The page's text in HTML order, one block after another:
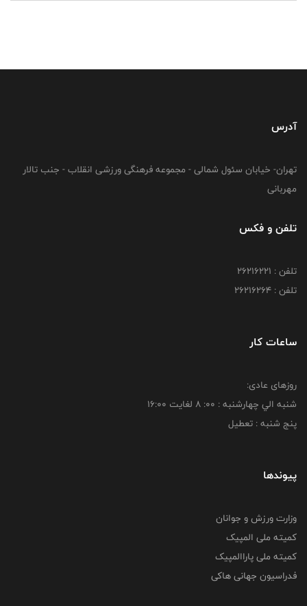
آدرس
تهران- خیابان سئول شمالی - مجموعه فرهنگی ورزشی انقلاب - جنب تالار
مهربانی
تلفن و فکس
تلفن : 26216221
تلفن : 26216264
ساعات کار
روزهای عادی:
شنبه الي چهارشنبه : 00: 8 لغايت 16:00
پنج شنبه : تعطیل
پیوندها
وزارت ورزش و جوانان
کمیته ملی المپیک
کمیته ملی پاراالمپیک
فدراسیون جهانی هاکی